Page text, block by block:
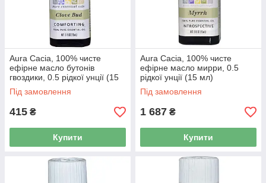
Aura Cacia, 100% чисте
ефірне масло бутонів
гвоздики, 0.5 рідкої унції (15
мл)
Під замовлення
415 ₴
Купити
Aura Cacia, 100% чисте
ефірне масло мирри, 0.5
рідкої унції (15 мл)
Під замовлення
1 687 ₴
Купити